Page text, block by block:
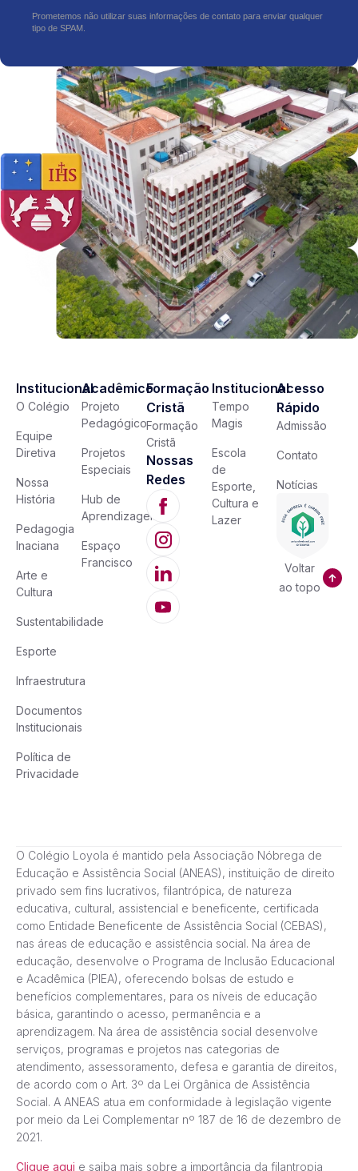
Prometemos não utilizar suas informações de contato para enviar qualquer
tipo de SPAM.
Institucional
O Colégio
Equipe
Diretiva
Nossa
História
Pedagogia
Inaciana
Arte e
Cultura
Sustentabilidade
Esporte
Infraestrutura
Documentos
Institucionais
Política de
Privacidade
Acadêmico
Projeto
Pedagógico
Projetos
Especiais
Hub de
Aprendizagem
Espaço
Francisco
Formação
Cristã
Formação
Cristã
Nossas
Redes
Institucional
Tempo
Magis
Escola
de
Esporte,
Cultura e
Lazer
Acesso
Rápido
Admissão
Contato
Notícias
Voltar
ao topo
O Colégio Loyola é mantido pela Associação Nóbrega de
Educação e Assistência Social (ANEAS), instituição de direito
privado sem fins lucrativos, filantrópica, de natureza
educativa, cultural, assistencial e beneficente, certificada
como Entidade Beneficente de Assistência Social (CEBAS),
nas áreas de educação e assistência social. Na área de
educação, desenvolve o Programa de Inclusão Educacional
e Acadêmica (PIEA), oferecendo bolsas de estudo e
benefícios complementares, para os níveis de educação
básica, garantindo o acesso, permanência e a
aprendizagem. Na área de assistência social desenvolve
serviços, programas e projetos nas categorias de
atendimento, assessoramento, defesa e garantia de direitos,
de acordo com o Art. 3º da Lei Orgânica de Assistência
Social. A ANEAS atua em conformidade à legislação vigente
por meio da Lei Complementar nº 187 de 16 de dezembro de
2021.
Clique aqui e saiba mais sobre a importância da filantropia